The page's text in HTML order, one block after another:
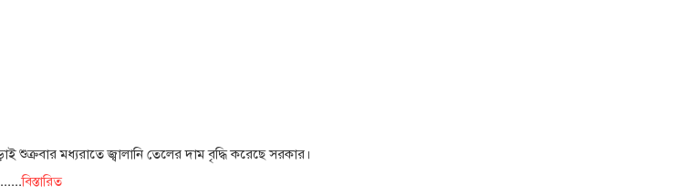
মধ্যরাতে জ্বালানি তেলের দাম বৃদ্ধি করেছে সরকার।
বিস্তারিত